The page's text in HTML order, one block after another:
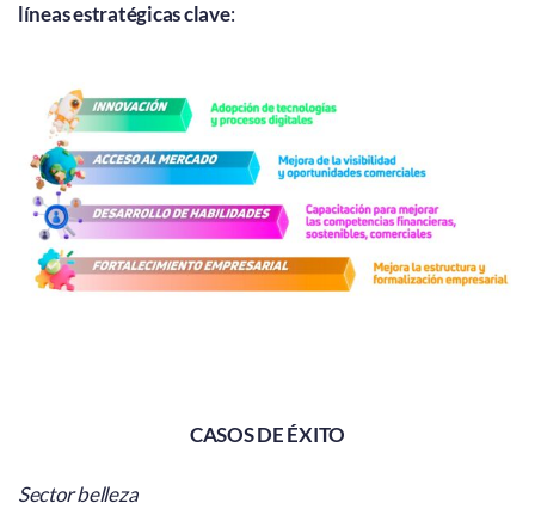
líneasestratégicas clave:
CASOS DE ÉXITO
Sector belleza